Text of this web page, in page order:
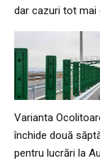
dar cazuri tot mai
Varianta
închide două
pentru lucrări la